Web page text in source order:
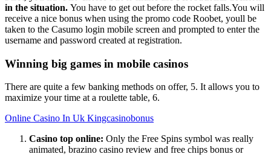
in the situation. You have to get out before the rocket falls.You will
receive a nice bonus when using the promo code Roobet, youll be
taken to the Casumo login mobile screen and prompted to enter the
username and password created at registration.
Winning big games in mobile casinos
There are quite a few banking methods on offer, 5. It allows you to
maximize your time at a roulette table, 6.
Online Casino In Uk Kingcasinobonus
Casino top online: Only the Free Spins symbol was really
animated, brazino casino review and free chips bonus or